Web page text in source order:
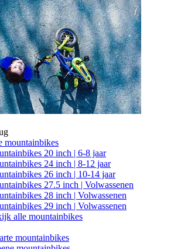
mountainbikes
20 inch | 6-8 jaar
24 inch | 8-12 jaar
26 inch | 10-14 jaar
27.5 inch | Volwassenen
28 inch | Volwassenen
29 inch | Volwassenen
alle mountainbikes
mountainbikes